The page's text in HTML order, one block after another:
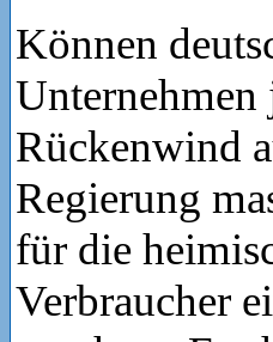
Können
Rückenwind
Regierung
für die
Verbraucher